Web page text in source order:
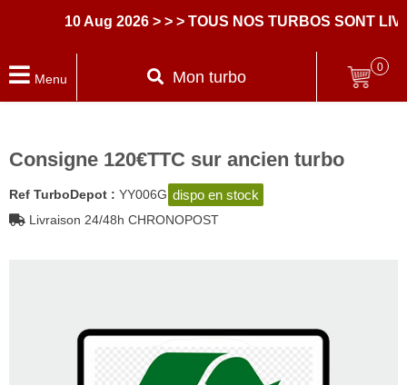
10 Aug 2026 > > > TOUS NOS TURBOS SONT
Menu Mon turbo
0
Consigne 120€TTC sur ancien turbo
Ref TurboDepot : YY006G dispo en stock
Livraison 24/48h CHRONOPOST